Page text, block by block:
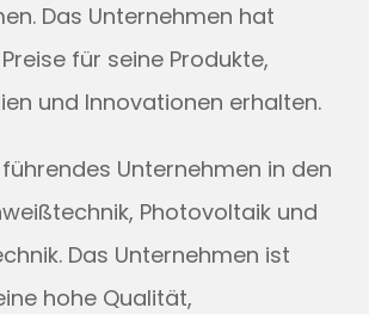
Das Unternehmen hat
für seine Produkte,
und Innovationen erhalten.
Unternehmen in den
Photovoltaik und
Das Unternehmen ist
hohe Qualität,